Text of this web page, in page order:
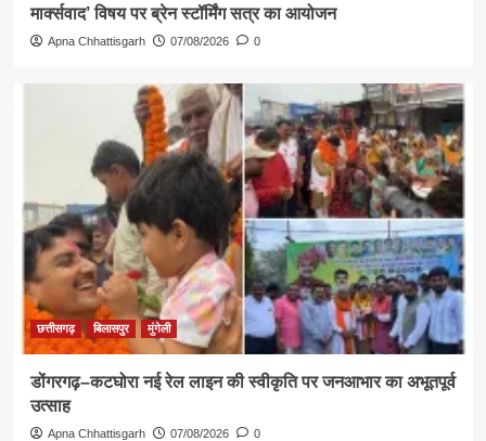
मार्क्सवाद’ विषय पर ब्रेन स्टॉर्मिंग सत्र का आयोजन
Apna Chhattisgarh 07/08/2026 0
छत्तीसगढ़ बिलासपुर मुंगेली
डोंगरगढ़–कटघोरा नई रेल लाइन की स्वीकृति पर जनआभार का अभूतपूर्व
उत्साह
Apna Chhattisgarh 07/08/2026 0